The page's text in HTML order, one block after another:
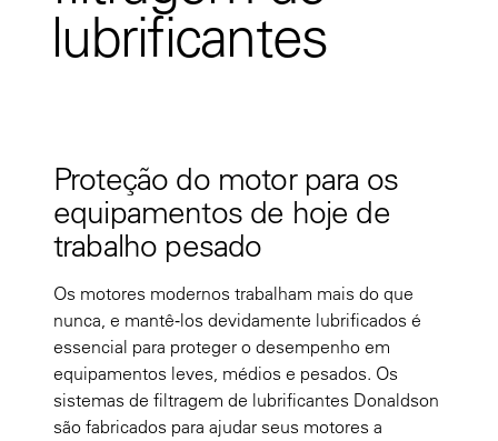
lubrificantes
Proteção do motor para os
equipamentos de hoje de
trabalho pesado
Os motores modernos trabalham mais do que
nunca, e mantê‑los devidamente lubrificados é
essencial para proteger o desempenho em
equipamentos leves, médios e pesados. Os
sistemas de filtragem de lubrificantes Donaldson
são fabricados para ajudar seus motores a